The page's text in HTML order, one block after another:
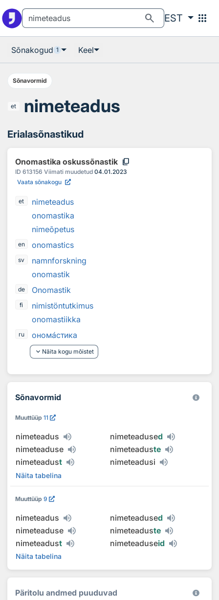
search EST apps
Sõnakogud 1 Keel
Sõnavormid
et nimeteadus
Erialasõnastikud
Onomastika oskussõnastik content_copy
ID 613156 Viimati muudetud 04.01.2023
Vaata sõnakogu
et
nimeteadus
onomastika
nimeõpetus
en onomastics
sv
namnforskning
onomastik
de Onomastik
fi
nimistöntutkimus
onomastiikka
ru ономастика
keyboard_arrow_down Näita kogu mõistet
Sõnavormid
Muuttüüp 11
nimeteadus nimeteadused
nimeteaduse
nimeteaduste
nimeteadust nimeteadusi
Näita tabelina
Muuttüüp 9
nimeteadus nimeteadused
nimeteaduse
nimeteaduste
nimeteadust nimeteaduseid
Näita tabelina
Päritolu andmed puuduvad